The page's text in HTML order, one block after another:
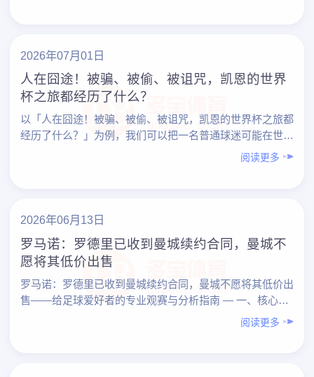
2026年07月01日
人在囧途！被骗、被偷、被诅咒，凯恩的世界
杯之旅都经历了什么？
以「人在囧途！被骗、被偷、被诅咒，凯恩的世界杯之旅都
经历了什么？」为例，我们可以把一名普通球迷可能在世界
杯之旅中遇到的“囧事”，系统地拆开来看：行程被坑、财物
阅读更多
2026年06月13日
罗马诺：罗德里已收到曼城续约合同，曼城不
愿将其低价出售
罗马诺：罗德里已收到曼城续约合同，曼城不愿将其低价出
售——给足球爱好者的专业观赛与分析指南 — 一、核心结
论先看：这条新闻到底说明了什么？ 围绕“罗马诺：罗
阅读更多